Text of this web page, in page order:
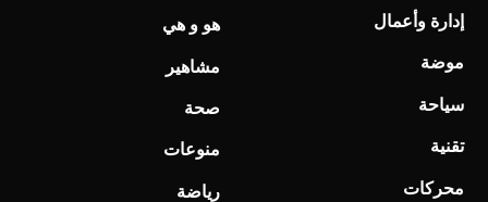
إدارة وأعمال
موضة
سياحة
تقنية
محركات
هو و هي
مشاهير
صحة
منوعات
رياضة